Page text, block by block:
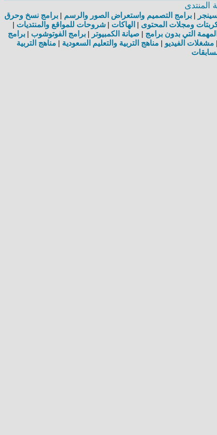
المنتدى
|برامج التصميم واستعراض الصور والرسم |برامج نسخ وحرق
ومجلات المحتوى | الهاكات |شروحات للمواقع والمنتديات |
التي بدون برامج | صيانة الكمبيوتر |برامج الفوتوشوب |برامج
مشغلات الفيديو | مناهج التربية والتعليم السعودية | مناهج التربية